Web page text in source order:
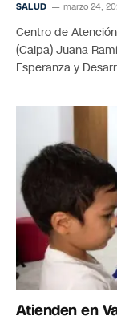
SALUD marzo 24,
Centro de
(Caipa) Juana
Esperanza y
Atienden en